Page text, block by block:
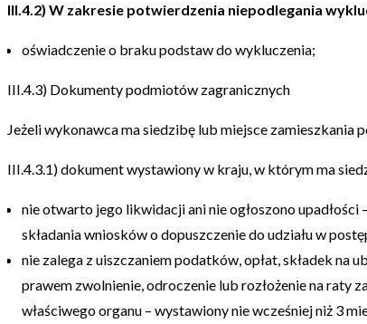
III.4.2) W zakresie potwierdzenia niepodlegania
oświadczenie o braku podstaw do wykluczenia;
III.4.3) Dokumenty podmiotów zagranicznych
Jeżeli wykonawca ma siedzibę lub miejsce
III.4.3.1) dokument wystawiony w kraju, w którym ma
nie otwarto jego likwidacji ani nie ogłoszono
składania wniosków o dopuszczenie do udziału w
nie zalega z uiszczaniem podatków, opłat, składek na
prawem zwolnienie, odroczenie lub rozłożenie na raty
właściwego organu – wystawiony nie wcześniej niż 3